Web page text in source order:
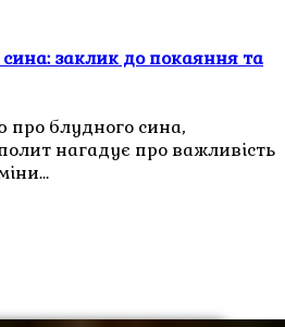
заклик до покаяння та
про блудного сина,
нагадує про важливість